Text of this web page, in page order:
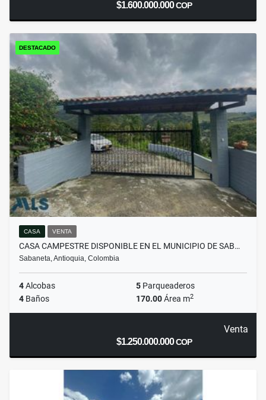
$1.600.000.000COP
DESTACADO
CASA VENTA
CASA CAMPESTRE DISPONIBLE EN EL MUNICIPIO DE SAB…
Sabaneta, Antioquia, Colombia
4Alcobas 5 Parqueaderos
4 Baños 170.00Área m2
Venta
$1.250.000.000COP